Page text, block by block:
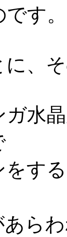
す。
、
ガ水
をす
ら